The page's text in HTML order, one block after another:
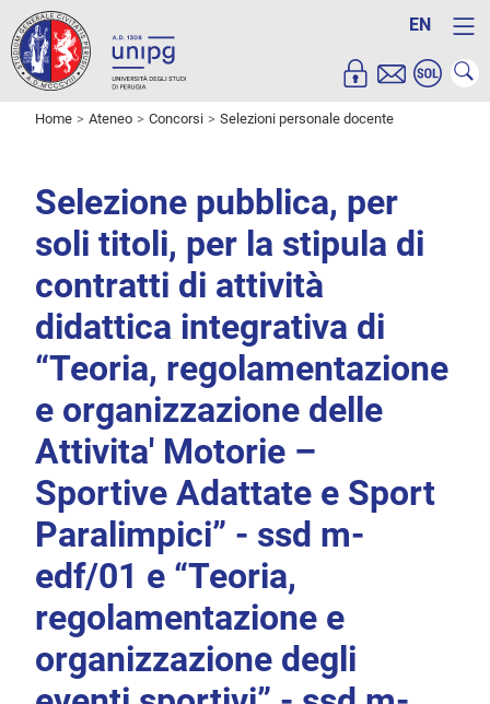
EN
Home Ateneo Concorsi Selezioni personale docente
Selezione pubblica, per
soli titoli, per la stipula di
contratti di attività
didattica integrativa di
“Teoria, regolamentazione
e organizzazione delle
Attivita' Motorie –
Sportive Adattate e Sport
Paralimpici” - ssd m-
edf/01 e “Teoria,
regolamentazione e
organizzazione degli